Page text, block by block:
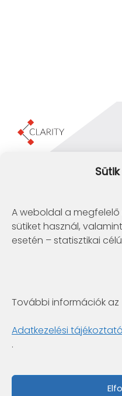
A weboldal a megfelelő
sütiket használ,
esetén – statisztikai
További információk az
Adatkezelési
.
Clarity
1145
Telconex
BH: +973
6722
+36 1 422-
Fabintel
PK: +92